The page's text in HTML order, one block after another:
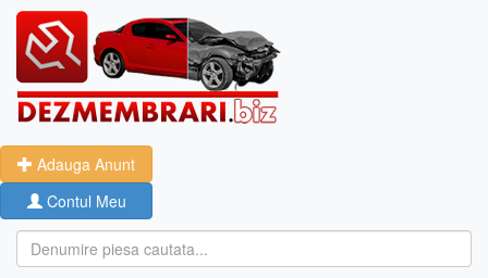
Adauga Anunt
Contul Meu